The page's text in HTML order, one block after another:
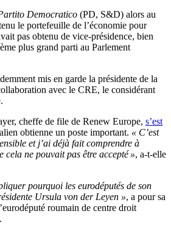
Democratico (PD, S&D) alors au
le portefeuille de l’économie pour
pas obtenu de vice-présidence, bien
plus grand parti au Parlement
mis en garde la présidente de la
avec le CRE, le considérant
cheffe de file de Renew Europe, s’est
obtienne un poste important. « C’est
et j’ai déjà fait comprendre à
cela ne pouvait pas être accepté », a-t-elle
pourquoi les eurodéputés de son
Ursula von der Leyen », a pour sa
roumain de centre droit